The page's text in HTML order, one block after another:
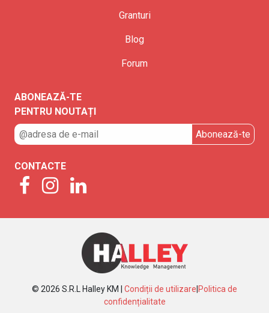
Granturi
Blog
Forum
ABONEAZĂ-TE
PENTRU NOUTAȚI
CONTACTE
© 2026 S.R.L Halley KM | Condiții de utilizare Politica de
confidențialitate